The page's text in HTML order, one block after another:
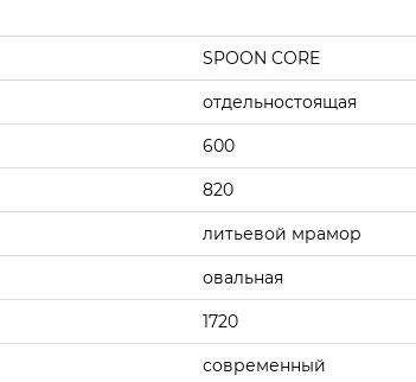
SPOON CORE
отдельностоящая
600
820
литьевой мрамор
овальная
1720
современный